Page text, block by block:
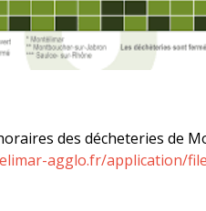
des décheteries de
agglo.fr/application/